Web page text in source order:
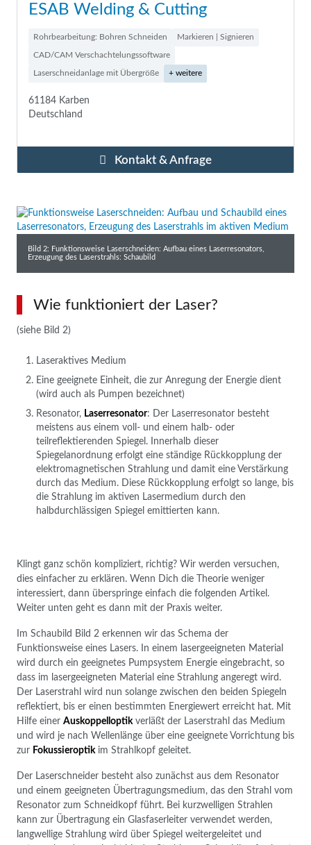
ESAB Welding & Cutting
Rohrbearbeitung: Bohren Schneiden Markieren | Signieren
CAD/CAM Verschachtelungssoftware
Laserschneidanlage mit Übergröße + weitere
61184 Karben
Deutschland
Kontakt & Anfrage
Bild 2: Funktionsweise Laserschneiden: Aufbau eines Laserresonators,
Erzeugung des Laserstrahls: Schaubild
Wie funktioniert der Laser?
(siehe Bild 2)
Laseraktives Medium
Eine geeignete Einheit, die zur Anregung der Energie dient
(wird auch als Pumpen bezeichnet)
Resonator, Laserresonator: Der Laserresonator besteht
meistens aus einem voll- und einem halb- oder
teilreflektierenden Spiegel. Innerhalb dieser
Spiegelanordnung erfolgt eine ständige Rückkopplung der
elektromagnetischen Strahlung und damit eine Verstärkung
durch das Medium. Diese Rückkopplung erfolgt so lange, bis
die Strahlung im aktiven Lasermedium durch den
halbdurchlässigen Spiegel emittierten kann.
Klingt ganz schön kompliziert, richtig? Wir werden versuchen,
dies einfacher zu erklären. Wenn Dich die Theorie weniger
interessiert, dann überspringe einfach die folgenden Artikel.
Weiter unten geht es dann mit der Praxis weiter.
Im Schaubild Bild 2 erkennen wir das Schema der
Funktionsweise eines Lasers. In einem lasergeeigneten Material
wird durch ein geeignetes Pumpsystem Energie eingebracht, so
dass im lasergeeigneten Material eine Strahlung angeregt wird.
Der Laserstrahl wird nun solange zwischen den beiden Spiegeln
reflektiert, bis er einen bestimmten Energiewert erreicht hat. Mit
Hilfe einer Auskoppelloptik verläßt der Laserstrahl das Medium
und wird je nach Wellenlänge über eine geeignete Vorrichtung bis
zur Fokussieroptik im Strahlkopf geleitet.
Der Laserschneider besteht also zunächst aus dem Resonator
und einem geeigneten Übertragungsmedium, das den Strahl vom
Resonator zum Schneidkopf führt. Bei kurzwelligen Strahlen
kann zur Übertragung ein Glasfaserleiter verwendet werden,
langwellige Strahlung wird über Spiegel weitergeleitet und